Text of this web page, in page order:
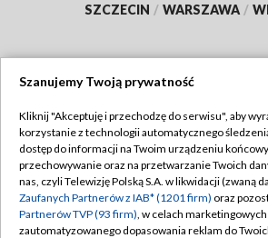
SZCZECIN / WARSZAWA /
TVP
Abonament TVP
Emisja w TVP
Centrum informacji TVP
Regulamin TVP
Polityka
Moje zgody
Szanujemy Twoją prywatność
Kliknij "Akceptuję i przechodzę do serwisu", aby
korzystanie z technologii automatycznego
dostęp do informacji na Twoim urządzeniu
przechowywanie oraz na przetwarzanie Twoich
nas, czyli Telewizję Polską S.A. w likwidacji (zwaną
Zaufanych Partnerów z IAB* (1201 firm) oraz
Partnerów TVP (93 firm), w celach
zautomatyzowanego dopasowania reklam do